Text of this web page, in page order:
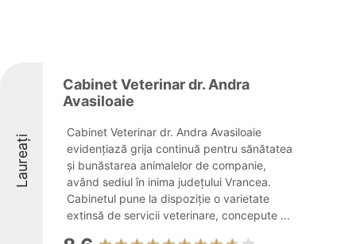
Laureați
Cabinet Veterinar dr. Andra
Avasiloaie
Cabinet Veterinar dr. Andra Avasiloaie
evidențiază grija continuă pentru sănătatea
și bunăstarea animalelor de companie,
având sediul în inima județului Vrancea.
Cabinetul pune la dispoziție o varietate
extinsă de servicii veterinare, concepute ...